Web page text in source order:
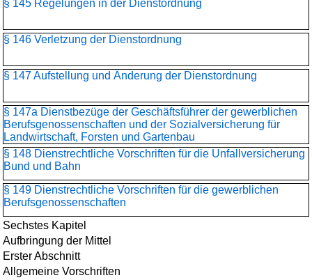
§ 145 Regelungen in der Dienstordnung
§ 146 Verletzung der Dienstordnung
§ 147 Aufstellung und Änderung der Dienstordnung
§ 147a Dienstbezüge der Geschäftsführer der gewerblichen
Berufsgenossenschaften und der Sozialversicherung für
Landwirtschaft, Forsten und Gartenbau
§ 148 Dienstrechtliche Vorschriften für die Unfallversicherung
Bund und Bahn
§ 149 Dienstrechtliche Vorschriften für die gewerblichen
Berufsgenossenschaften
Sechstes Kapitel
Aufbringung der Mittel
Erster Abschnitt
Allgemeine Vorschriften